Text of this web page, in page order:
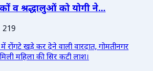
व श्रद्धालुओं को योगी ने...
219